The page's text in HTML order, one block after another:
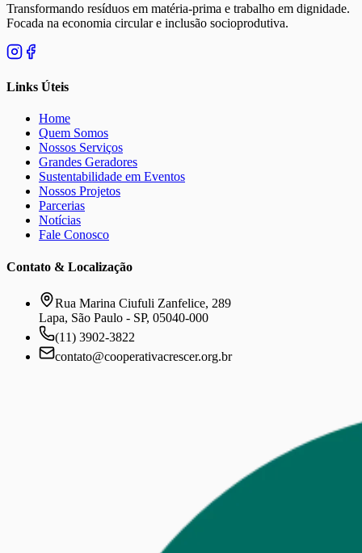
Transformando resíduos em matéria-prima e trabalho em dignidade.
Focada na economia circular e inclusão socioprodutiva.
Links Úteis
Home
Quem Somos
Nossos Serviços
Grandes Geradores
Sustentabilidade em Eventos
Nossos Projetos
Parcerias
Notícias
Fale Conosco
Contato & Localização
Rua Marina Ciufuli Zanfelice, 289
Lapa, São Paulo - SP, 05040-000
(11) 3902-3822
contato@cooperativacrescer.org.br